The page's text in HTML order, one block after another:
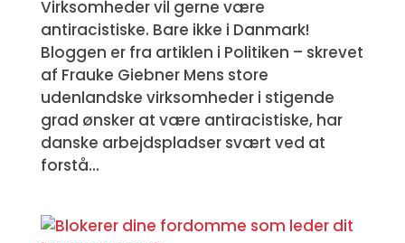
Virksomheder vil gerne være
antiracistiske. Bare ikke i Danmark!
Bloggen er fra artiklen i Politiken – skrevet
af Frauke Giebner Mens store
udenlandske virksomheder i stigende
grad ønsker at være antiracistiske, har
danske arbejdspladser svært ved at
forstå...